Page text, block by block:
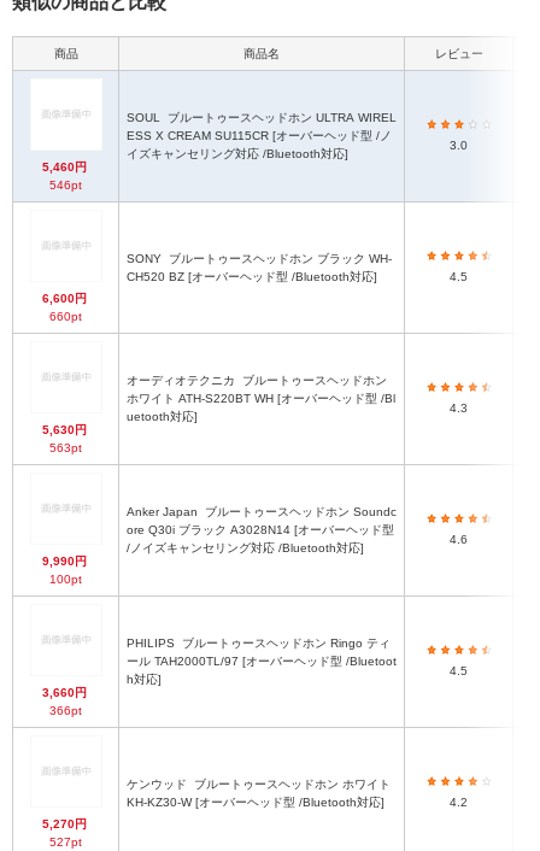
商品 商品名 レビュー
5,460円
546pt
SOUL
ESS X CREAM SU115CR [オーバーヘッド型 /ノ
イズキャンセリング対応 /Bluetooth対応]
3.0
6,600円
660pt
SONY
CH520 BZ [オーバーヘッド型 /Bluetooth対応]
4.5
5,630円
563pt
オーディオテクニカ
ホワイト ATH-S220BT WH [オーバーヘッド型 /Bl
uetooth対応]
4.3
9,990円
100pt
Anker Japan
ore Q30i ブラック A3028N14 [オーバーヘッド型
/ノイズキャンセリング対応 /Bluetooth対応]
4.6
3,660円
366pt
PHILIPS
ール TAH2000TL/97 [オーバーヘッド型 /Bluetoot
h対応]
4.5
5,270円
527pt
ケンウッド
KH-KZ30-W [オーバーヘッド型 /Bluetooth対応]
4.2